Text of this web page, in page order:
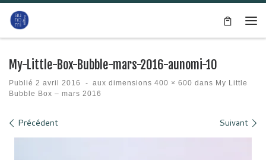
Passer au contenu
My-Little-Box-Bubble-mars-2016-aunomi-10
Publié 2 avril 2016 - aux dimensions 400 × 600 dans My Little
Bubble Box – mars 2016
Navigation des images
Précédent Suivant